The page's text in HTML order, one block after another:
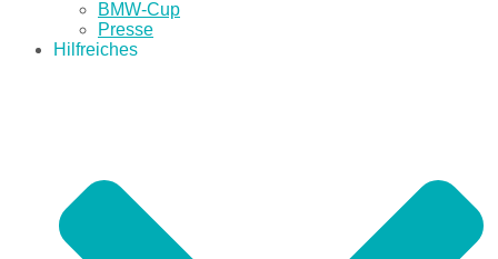
BMW-Cup
Presse
Hilfreiches